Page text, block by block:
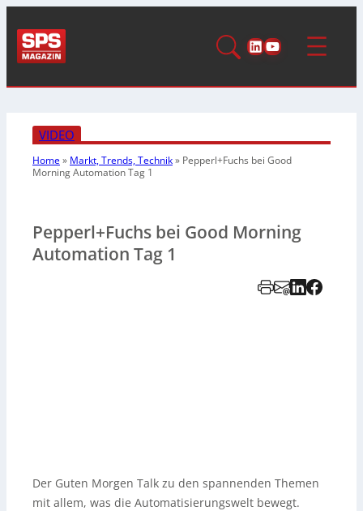
LinkedIn
YouTube
VIDEO
Home» Markt, Trends, Technik» Pepperl+Fuchs bei Good
Morning Automation Tag 1
Pepperl+Fuchs bei Good Morning
Automation Tag 1
Der Guten Morgen Talk zu den spannenden Themen
mit allem, was die Automatisierungswelt bewegt.